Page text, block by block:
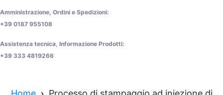
Amministrazione, Ordini e Spedizioni:
+39 0187 955108
Assistenza tecnica, Informazione Prodotti:
+39 333 4819266